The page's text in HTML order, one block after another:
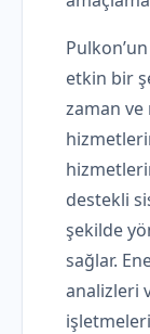
etkin bir
zaman
destekli
şekilde
sağlar.
analizleri